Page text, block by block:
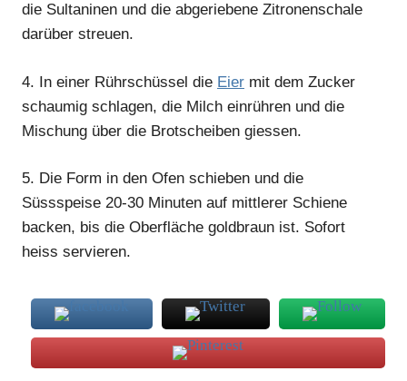
die Sultaninen und die abgeriebene Zitronenschale
darüber streuen.
4. In einer Rührschüssel die Eier mit dem Zucker
schaumig schlagen, die Milch einrühren und die
Mischung über die Brotscheiben giessen.
5. Die Form in den Ofen schieben und die
Süssspeise 20-30 Minuten auf mittlerer Schiene
backen, bis die Oberfläche goldbraun ist. Sofort
heiss servieren.